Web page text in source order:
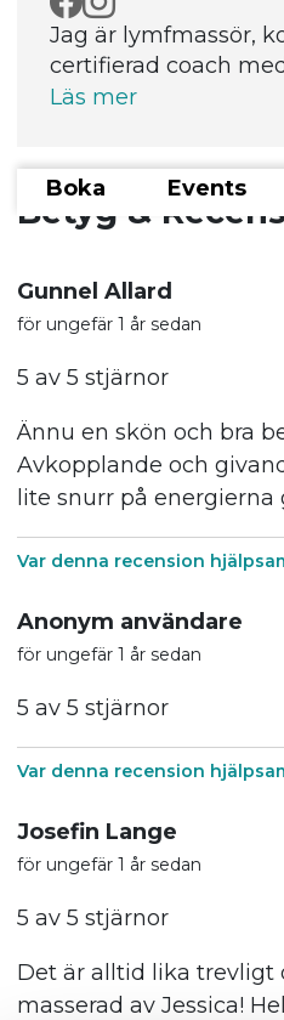
Jag är lymfmassör,
certifierad coach
Läs mer
Boka Events
Betyg &
Gunnel Allard
för ungefär 1 år sedan
5 av 5 stjärnor
Ännu en skön och bra
Avkopplande och
lite snurr på energierna
Var denna recension
Anonym användare
för ungefär 1 år sedan
5 av 5 stjärnor
Var denna recension
Josefin Lange
för ungefär 1 år sedan
5 av 5 stjärnor
Det är alltid lika trevligt
masserad av Jessica!